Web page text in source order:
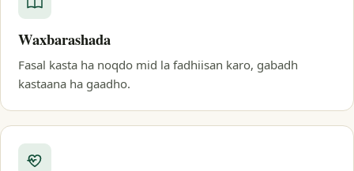
Waxbarashada
Fasal kasta ha noqdo mid la fadhiisan karo, gabadh
kastaana ha gaadho.